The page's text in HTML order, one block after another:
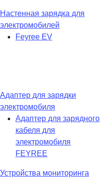
Настенная зарядка для
электромобилей
Feyree EV
Адаптер для зарядки
электромобиля
Адаптер для зарядного
кабеля для
электромобиля
FEYREE
Устройства мониторинга